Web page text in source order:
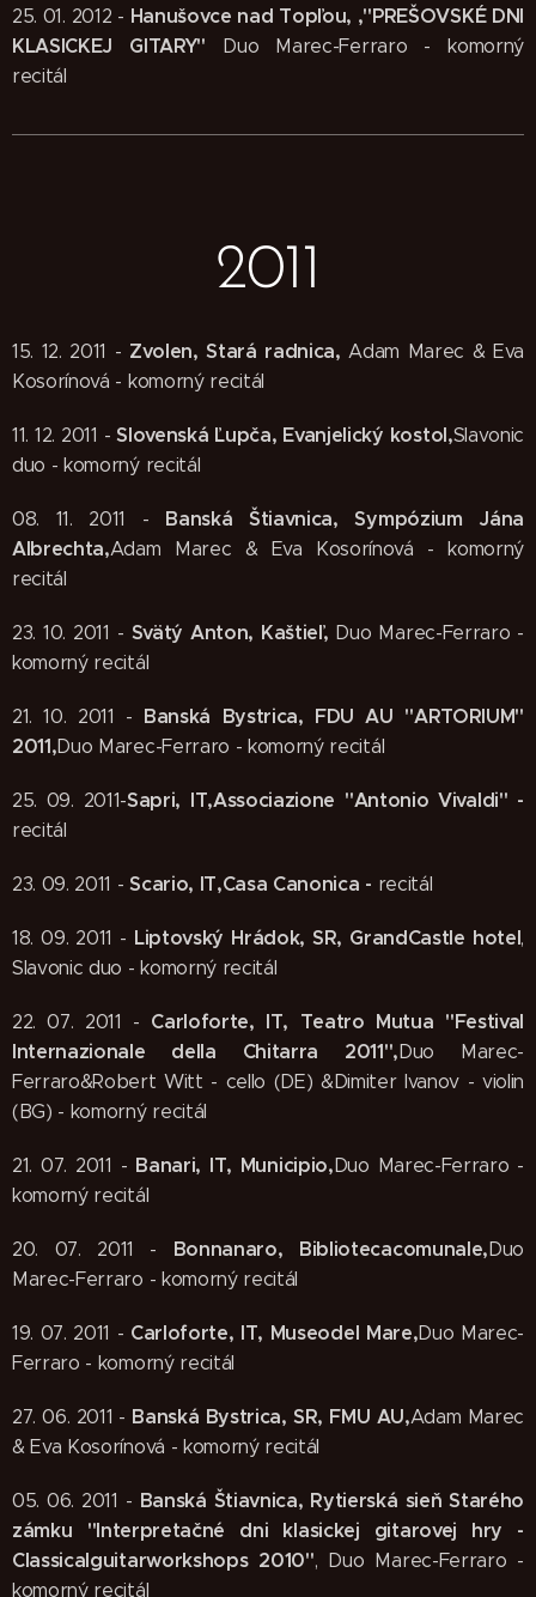
25. 01. 2012 - Hanušovce nad Topľou, ,"PREŠOVSKÉ DNI
KLASICKEJ GITARY" Duo Marec-Ferraro - komorný
recitál
2011
15. 12. 2011 - Zvolen, Stará radnica,Adam Marec & Eva
Kosorínová - komorný recitál
11. 12. 2011 -Slovenská Ľupča, Evanjelický kostol,Slavonic
duo - komorný recitál
08. 11. 2011 - Banská Štiavnica, Sympózium Jána
Albrechta,Adam Marec & Eva Kosorínová - komorný
recitál
23. 10. 2011 - Svätý Anton, Kaštieľ, Duo Marec-Ferraro -
komorný recitál
21. 10. 2011 - Banská Bystrica, FDU AU "ARTORIUM"
2011,Duo Marec-Ferraro - komorný recitál
25. 09. 2011-Sapri, IT,Associazione "Antonio Vivaldi" -
recitál
23. 09. 2011 -Scario, IT,Casa Canonica - recitál
18. 09. 2011 - Liptovský Hrádok, SR, GrandCastle hotel,
Slavonic duo - komorný recitál
22. 07. 2011 - Carloforte, IT, Teatro Mutua "Festival
Internazionale della Chitarra 2011",Duo Marec-
Ferraro&Robert Witt - cello (DE) &Dimiter Ivanov - violin
(BG) - komorný recitál
21. 07. 2011 - Banari, IT, Municipio,Duo Marec-Ferraro -
komorný recitál
20. 07. 2011 - Bonnanaro, Bibliotecacomunale,Duo
Marec-Ferraro - komorný recitál
19. 07. 2011 - Carloforte, IT, Museodel Mare,Duo Marec-
Ferraro - komorný recitál
27. 06. 2011 - Banská Bystrica, SR, FMU AU,Adam Marec
& Eva Kosorínová - komorný recitál
05. 06. 2011 - Banská Štiavnica, Rytierská sieň Starého
zámku "Interpretačné dni klasickej gitarovej hry -
Classicalguitarworkshops 2010", Duo Marec-Ferraro -
komorný recitál